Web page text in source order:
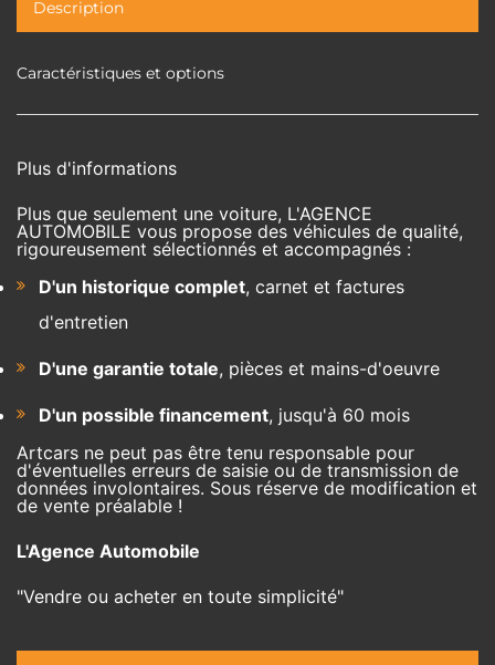
Description
Caractéristiques et options
Plus d'informations
Plus que seulement une voiture, L'AGENCE
AUTOMOBILE vous propose des véhicules de qualité,
rigoureusement sélectionnés et accompagnés :
D'un historique complet, carnet et factures
d'entretien
D'une garantie totale, pièces et mains-d'oeuvre
D'un possible financement, jusqu'à 60 mois
Artcars ne peut pas être tenu responsable pour
d'éventuelles erreurs de saisie ou de transmission de
données involontaires. Sous réserve de modification et
de vente préalable !
L'Agence Automobile
"Vendre ou acheter en toute simplicité"